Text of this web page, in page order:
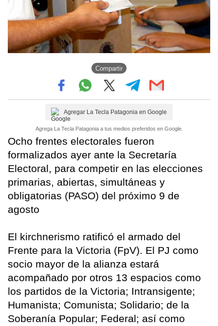
Compartir
Agregar La Tecla Patagonia en Google
Agrega La Tecla Patagonia a tus medios preferidos en Google.
Ocho frentes electorales fueron
formalizados ayer ante la Secretaría
Electoral, para competir en las elecciones
primarias, abiertas, simultáneas y
obligatorias (PASO) del próximo 9 de
agosto
El kirchnerismo ratificó el armado del
Frente para la Victoria (FpV). El PJ como
socio mayor de la alianza estará
acompañado por otros 13 espacios como
los partidos de la Victoria; Intransigente;
Humanista; Comunista; Solidario; de la
Soberanía Popular; Federal; así como